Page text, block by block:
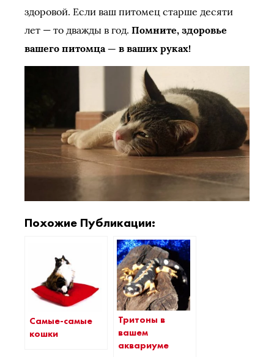
здоровой. Если ваш питомец старше десяти
лет — то дважды в год. Помните, здоровье
вашего питомца — в ваших руках!
Похожие Публикации:
Самые-самые
кошки
Тритоны в
вашем
аквариуме